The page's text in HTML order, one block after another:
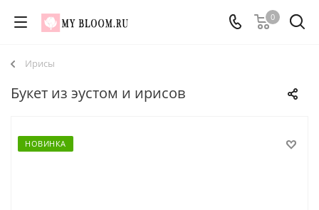
0
Ирисы
Букет из эустом и ирисов
НОВИНКА